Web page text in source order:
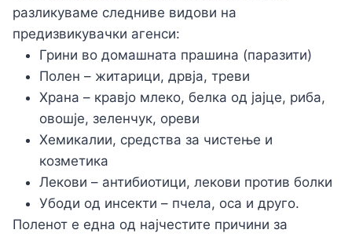
разликуваме следниве видови на
предизвикувачки агенси:
Грини во домашната прашина (паразити)
Полен – житарици, дрвја, треви
Храна – кравјо млеко, белка од јајце, риба,
овошје, зеленчук, ореви
Хемикалии, средства за чистење и
козметика
Лекови – антибиотици, лекови против болки
Убоди од инсекти – пчела, оса и друго.
Поленот е една од најчестите причини за